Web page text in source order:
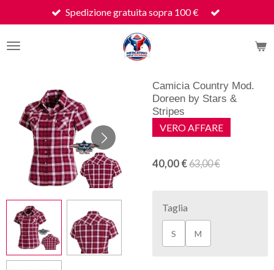
al
contenuto
Spedizione gratuita sopra 100 €
Camicia Country Mod.
Doreen by Stars &
Stripes
VERO AFFARE
40,00 €63,00 €
Taglia
S M